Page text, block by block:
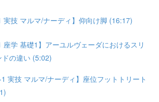
実技 マルマ/ナーディ】仰向け脚 (16:17)
座学 基礎1】アーユルヴェーダにおけるスリ
の違い (5:02)
1 実技 マルマ/ナーディ】座位フットトリート